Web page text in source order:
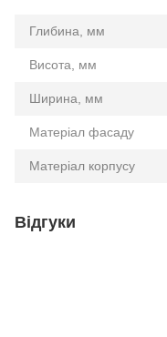
Глибина, мм
Висота, мм
Ширина, мм
Матеріал фасаду
Матеріал корпусу
Відгуки